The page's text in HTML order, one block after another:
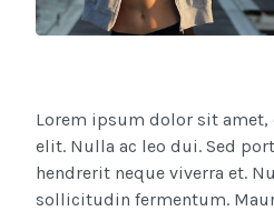
Lorem ipsum dolor sit
elit. Nulla ac leo dui. Sed
hendrerit neque viverra et.
sollicitudin fermentum.